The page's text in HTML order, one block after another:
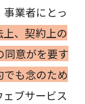
業者にとっ
上、契約上の
同意がを要す
でも念のため
ブサービス